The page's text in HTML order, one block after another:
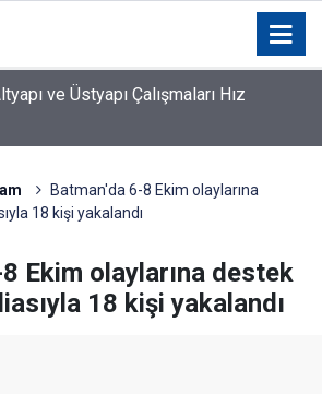
ve Üstyapı Çalışmaları Hız
Ev Yangınları
Batman'da 6-8 Ekim olaylarına
18 kişi yakalandı
Ekim olaylarına destek
18 kişi yakalandı